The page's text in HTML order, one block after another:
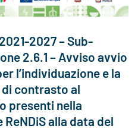
2027 – Sub-
2.6.1 – Avviso avvio
l’individuazione e la
contrasto al
presenti nella
alla data del